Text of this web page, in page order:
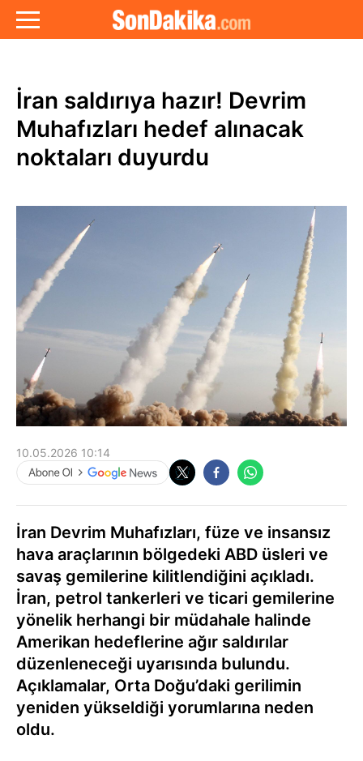
İran saldırıya hazır! Devrim
Muhafızları hedef alınacak
noktaları duyurdu
10.05.2026 10:14
İran Devrim Muhafızları, füze ve insansız
hava araçlarının bölgedeki ABD üsleri ve
savaş gemilerine kilitlendiğini açıkladı.
İran, petrol tankerleri ve ticari gemilerine
yönelik herhangi bir müdahale halinde
Amerikan hedeflerine ağır saldırılar
düzenleneceği uyarısında bulundu.
Açıklamalar, Orta Doğu’daki gerilimin
yeniden yükseldiği yorumlarına neden
oldu.